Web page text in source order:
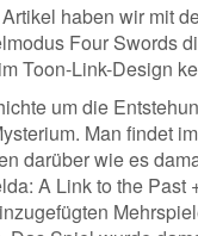
haben wir mit
Four Swords
Toon-Link-Design
um die
Man findet
darüber wie es
A Link to the Past